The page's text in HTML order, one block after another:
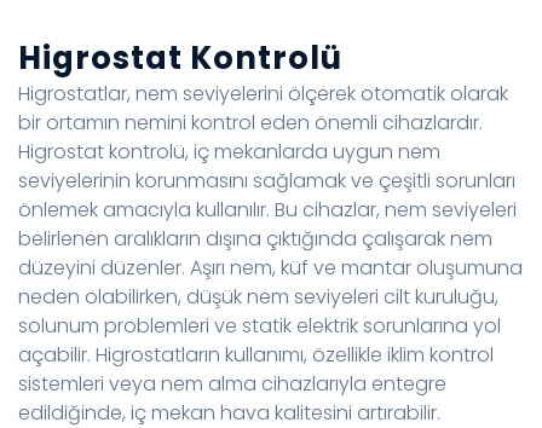
Higrostat Kontrolü
Higrostatlar, nem seviyelerini ölçerek otomatik olarak
bir ortamın nemini kontrol eden önemli cihazlardır.
Higrostat kontrolü, iç mekanlarda uygun nem
seviyelerinin korunmasını sağlamak ve çeşitli sorunları
önlemek amacıyla kullanılır. Bu cihazlar, nem seviyeleri
belirlenen aralıkların dışına çıktığında çalışarak nem
düzeyini düzenler. Aşırı nem, küf ve mantar oluşumuna
neden olabilirken, düşük nem seviyeleri cilt kuruluğu,
solunum problemleri ve statik elektrik sorunlarına yol
açabilir. Higrostatların kullanımı, özellikle iklim kontrol
sistemleri veya nem alma cihazlarıyla entegre
edildiğinde, iç mekan hava kalitesini artırabilir.